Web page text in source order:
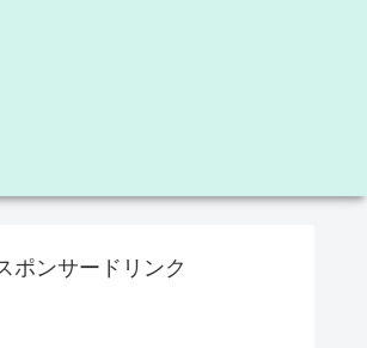
ポンサードリンク